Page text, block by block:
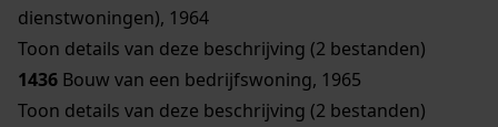
dienstwoningen), 1964
Toon details van deze beschrijving (2 bestanden)
1436 Bouw van een bedrijfswoning, 1965
Toon details van deze beschrijving (2 bestanden)